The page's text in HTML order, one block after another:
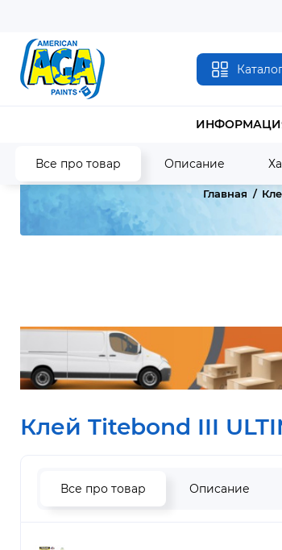
Все про товар Описание
Главная
Клей Titebond III
Все про товар Описание